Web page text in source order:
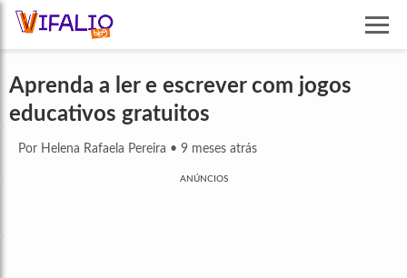
Aprenda a ler e escrever com jogos
educativos gratuitos
Por Helena Rafaela Pereira • 9 meses atrás
ANÚNCIOS